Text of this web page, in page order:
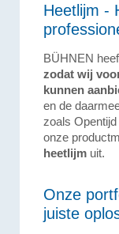
Heetlijm -
BÜHNEN
zodat wij
kunnen
en de
zoals
onze
heetlijm uit.
Onze
juiste